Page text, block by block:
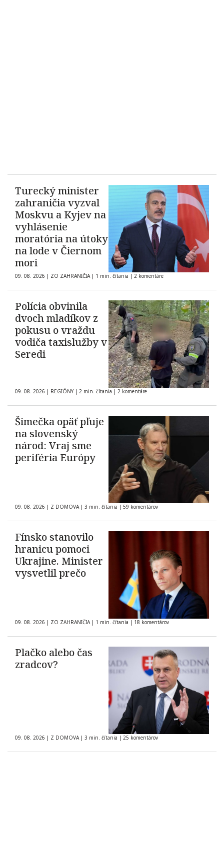
Turecký minister
zahraničia vyzval
Moskvu a Kyjev na
vyhlásenie
moratória na útoky
na lode v Čiernom
mori
09. 08. 2026 | ZO ZAHRANIČIA | 1 min. čítania | 2 komentáre
Polícia obvinila
dvoch mladíkov z
pokusu o vraždu
vodiča taxislužby v
Seredi
09. 08. 2026 | REGIÓNY | 2 min. čítania | 2 komentáre
Šimečka opäť pľuje
na slovenský
národ: Vraj sme
periféria Európy
09. 08. 2026 | Z DOMOVA | 3 min. čítania | 59 komentárov
Fínsko stanovilo
hranicu pomoci
Ukrajine. Minister
vysvetlil prečo
09. 08. 2026 | ZO ZAHRANIČIA | 1 min. čítania | 18 komentárov
Plačko alebo čas
zradcov?
09. 08. 2026 | Z DOMOVA | 3 min. čítania | 25 komentárov